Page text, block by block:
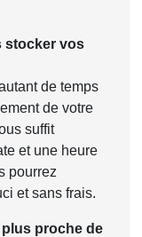
stocker vos
de temps
de votre
suffit
et une heure
pourrez
et sans frais.
proche de